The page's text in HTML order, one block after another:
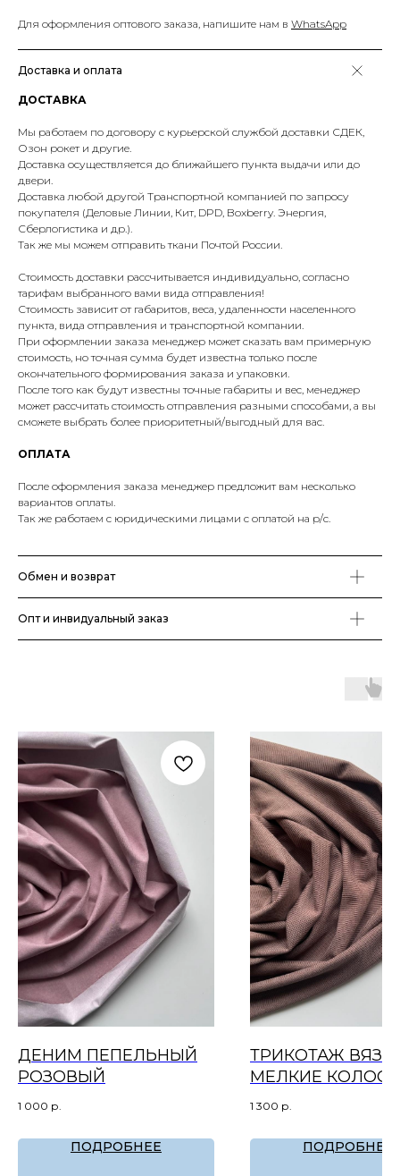
Для оформления оптового заказа, напишите нам в WhatsApp
Доставка и оплата
ДОСТАВКА
Мы работаем по договору с курьерской службой доставки СДЕК,
Озон рокет и другие.
Доставка осуществляется до ближайшего пункта выдачи или до
двери.
Доставка любой другой Транспортной компанией по запросу
покупателя (Деловые Линии, Кит, DPD, Boxberry. Энергия,
Сберлогистика и др.).
Так же мы можем отправить ткани Почтой России.
Стоимость доставки рассчитывается индивидуально, согласно
тарифам выбранного вами вида отправления!
Стоимость зависит от габаритов, веса, удаленности населенного
пункта, вида отправления и транспортной компании.
При оформлении заказа менеджер может сказать вам примерную
стоимость, но точная сумма будет известна только после
окончательного формирования заказа и упаковки.
После того как будут известны точные габариты и вес, менеджер
может рассчитать стоимость отправления разными способами, а вы
сможете выбрать более приоритетный/выгодный для вас.
ОПЛАТА
После оформления заказа менеджер предложит вам несколько
вариантов оплаты.
Так же работаем с юридическими лицами с оплатой на р/с.
Обмен и возврат
Опт и инвидуальный заказ
ДЕНИМ ПЕПЕЛЬНЫЙ
РОЗОВЫЙ
1 000 р.
ПОДРОБНЕЕ
ТРИКОТАЖ
МЕЛКИЕ
ТРЮФЕЛЬ
1 300 р.
ПОДРОБНЕЕ